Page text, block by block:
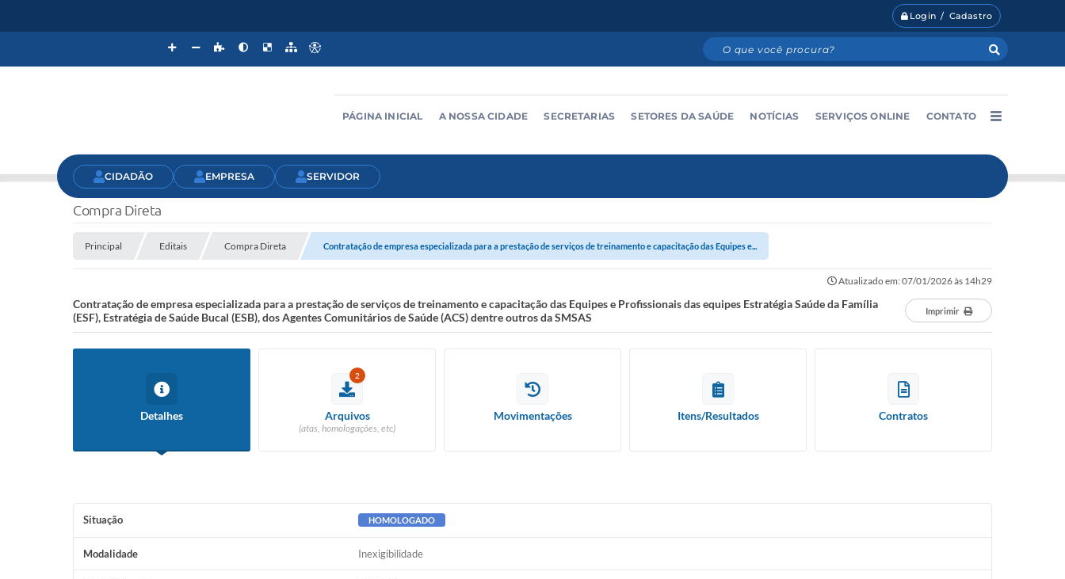
Login / Cadastro
PÁGINA INICIAL A NOSSA CIDADE SECRETARIAS SETORES DA SAÚDE NOTÍCIAS SERVIÇOS ONLINE CONTATO
CIDADÃO EMPRESA SERVIDOR
Compra Direta
Principal Editais Compra Direta Contratação de empresa especializada para a prestação de serviços de treinamento e capacitação das Equipes e...
Atualizado em: 07/01/2026 às 14h29
Contratação de empresa especializada para a prestação de serviços de treinamento e capacitação das Equipes e Profissionais das equipes Estratégia Saúde da Família
(ESF), Estratégia de Saúde Bucal (ESB), dos Agentes Comunitários de Saúde (ACS) dentre outros da SMSAS
Imprimir
Detalhes
2
Arquivos
(atas, homologações, etc)
Movimentações Itens/Resultados Contratos
Situação HOMOLOGADO
Modalidade Inexigibilidade